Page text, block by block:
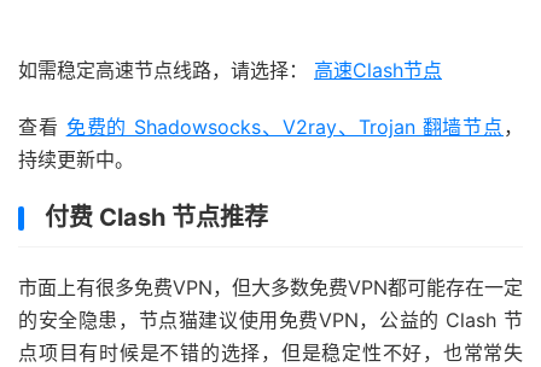
如需稳定高速节点线路，请选择： 高速Clash节点
查看 免费的 Shadowsocks、V2ray、Trojan 翻墙节点 ，
持续更新中。
付费 Clash 节点推荐
市面上有很多免费VPN，但大多数免费VPN都可能存在一定
的安全隐患，节点猫建议使用免费VPN，公益的 Clash 节
点项目有时候是不错的选择，但是稳定性不好，也常常失